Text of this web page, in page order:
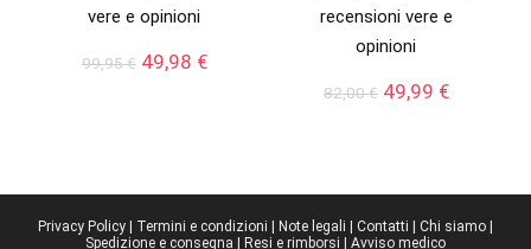
vere e opinioni
99,95€ Il
49,98 €Il
recensioni vere e
opinioni
82,00€ Il
49,99 €Il
Privacy Policy Termini e condizioni Note legali Contatti Chi siamo
Spedizione e consegna
Resi e rimborsi Avviso medico